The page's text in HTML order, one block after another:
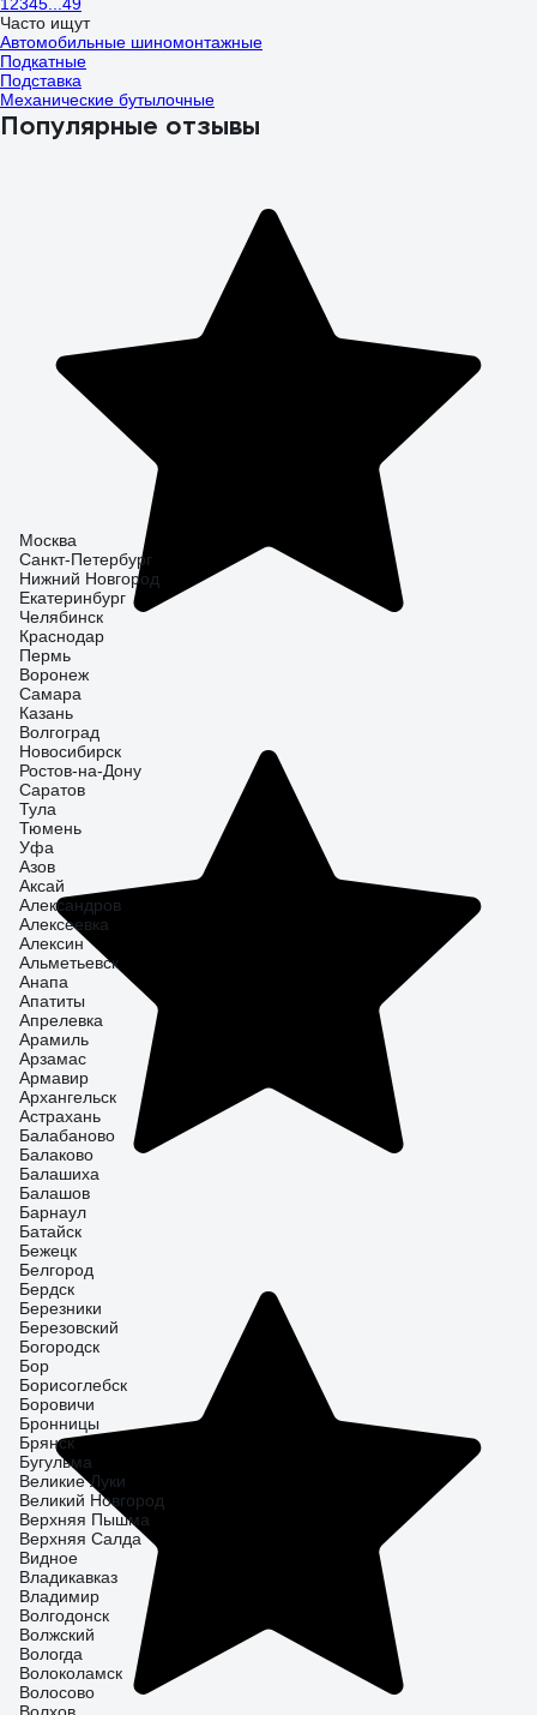
Часто ищут
Автомобильные шиномонтажные
Подкатные
Подставка
Механические бутылочные
Популярные отзывы
Москва
Санкт-Петербург
Нижний Новгород
Екатеринбург
Челябинск
Краснодар
Пермь
Воронеж
Самара
Казань
Волгоград
Новосибирск
Ростов-на-Дону
Саратов
Тула
Тюмень
Уфа
Азов
Аксай
Александров
Алексеевка
Алексин
Альметьевск
Анапа
Апатиты
Апрелевка
Арамиль
Арзамас
Армавир
Архангельск
Астрахань
Балабаново
Балаково
Балашиха
Балашов
Барнаул
Батайск
Бежецк
Белгород
Бердск
Березники
Березовский
Богородск
Бор
Борисоглебск
Боровичи
Бронницы
Брянск
Бугульма
Великие Луки
Великий Новгород
Верхняя Пышма
Верхняя Салда
Видное
Владикавказ
Владимир
Волгодонск
Волжский
Вологда
Волоколамск
Волосово